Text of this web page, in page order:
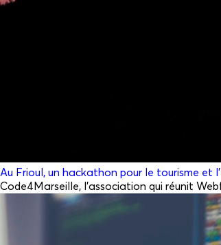
Au Frioul, un hackathon pour le tourisme et
Code4Marseille, l’association qui réunit